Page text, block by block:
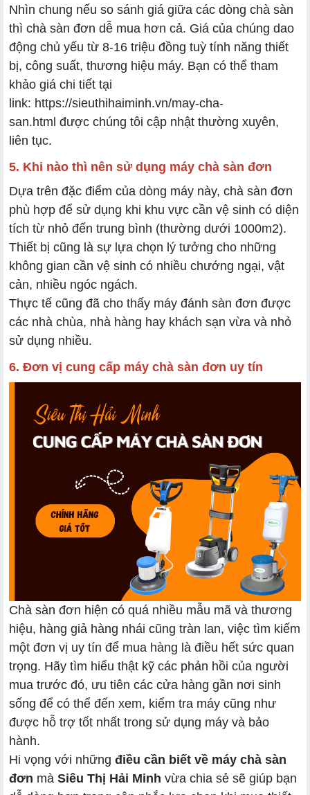
Nhìn chung nếu so sánh giá giữa các dòng chà sàn
thì chà sàn đơn dễ mua hơn cả. Giá của chúng dao
động chủ yếu từ 8-16 triệu đồng tuỳ tính năng thiết
bị, công suất, thương hiệu máy. Bạn có thể tham
khảo giá chi tiết tại
link: https://sieuthihaiminh.vn/may-cha-
san.html được chúng tôi cập nhật thường xuyên,
liên tục.
5. Khi nào thì nên sử dụng máy chà sàn đơn
Dựa trên đặc điểm của dòng máy này, chà sàn đơn
phù hợp để sử dụng khi khu vực cần vệ sinh có diện
tích từ nhỏ đến trung bình (thường dưới 1000m2).
Thiết bị cũng là sự lựa chọn lý tưởng cho những
không gian cần vệ sinh có nhiều chướng ngại, vật
cản, nhiều ngóc ngách.
Thực tế cũng đã cho thấy máy đánh sàn đơn được
các nhà chùa, nhà hàng hay khách sạn vừa và nhỏ
sử dụng nhiều.
6. Đơn vị cung cấp máy chà sàn đơn uy tín
Chà sàn đơn hiện có quá nhiều mẫu mã và thương
hiệu, hàng giả hàng nhái cũng tràn lan, việc tìm kiếm
một đơn vị uy tín để mua hàng là điều hết sức quan
trọng. Hãy tìm hiểu thật kỹ các phản hồi của người
mua trước đó, ưu tiên các cửa hàng gần nơi sinh
sống để có thể đến xem, kiểm tra máy cũng như
được hỗ trợ tốt nhất trong sử dụng máy và bảo
hành.
Hi vọng với những điều cần biết về máy chà sàn
đơn mà Siêu Thị Hải Minh vừa chia sẻ sẽ giúp bạn